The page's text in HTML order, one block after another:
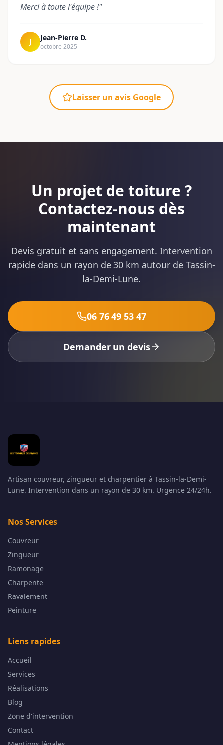
Merci à toute l'équipe !"
J Jean-Pierre D.
octobre 2025
Laisser un avis Google
Un projet de toiture ?
Contactez-nous dès
maintenant
Devis gratuit et sans engagement. Intervention
rapide dans un rayon de 30 km autour de Tassin-
la-Demi-Lune.
06 76 49 53 47
Demander un devis
Artisan couvreur, zingueur et charpentier à Tassin-la-Demi-
Lune. Intervention dans un rayon de 30 km. Urgence 24/24h.
Nos Services
Couvreur
Zingueur
Ramonage
Charpente
Ravalement
Peinture
Liens rapides
Accueil
Services
Réalisations
Blog
Zone d'intervention
Contact